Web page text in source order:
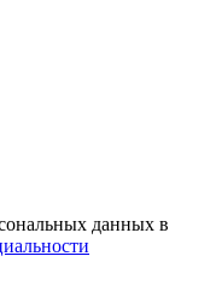
данных в